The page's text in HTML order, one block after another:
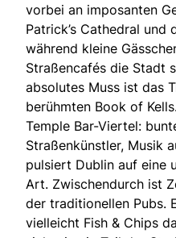
vorbei an imposanten
Patrick’s Cathedral und
während kleine
Straßencafés die Stadt
absolutes Muss ist das
berühmten Book of
Temple Bar-Viertel:
Straßenkünstler, Musik
pulsiert Dublin auf eine
Art. Zwischendurch ist
der traditionellen Pubs.
vielleicht Fish & Chips